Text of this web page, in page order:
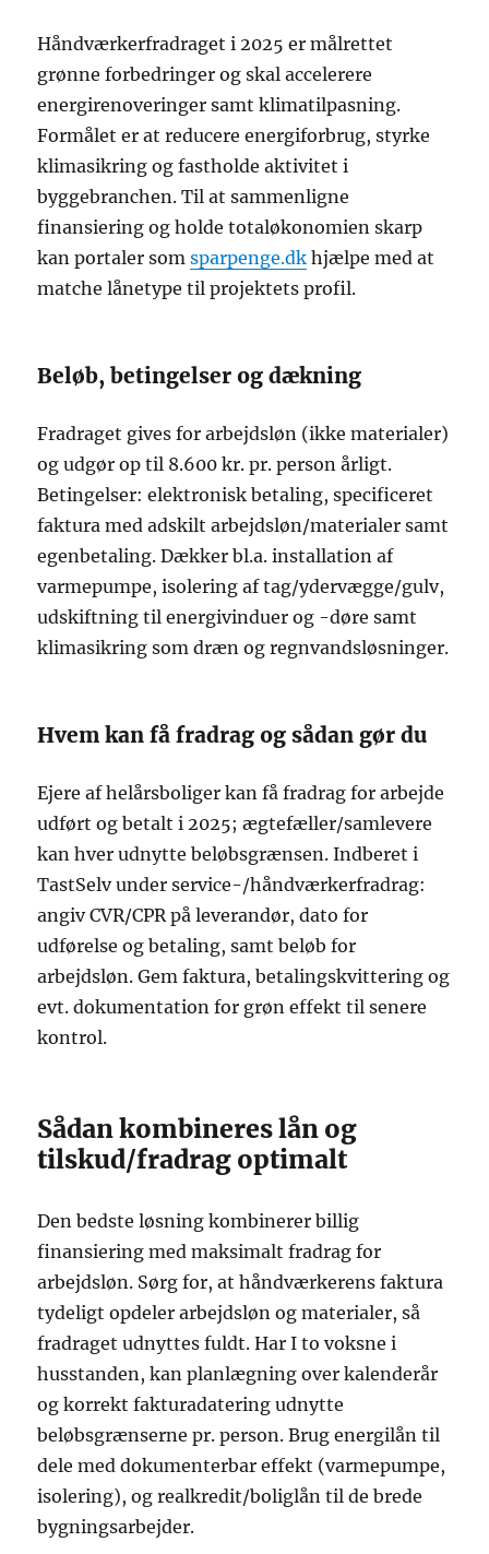
Håndværkerfradraget i 2025 er målrettet
grønne forbedringer og skal accelerere
energirenoveringer samt klimatilpasning.
Formålet er at reducere energiforbrug, styrke
klimasikring og fastholde aktivitet i
byggebranchen. Til at sammenligne
finansiering og holde totaløkonomien skarp
kan portaler somsparpenge.dk hjælpe med at
matche lånetype til projektets profil.
Beløb, betingelser og dækning
Fradraget gives for arbejdsløn (ikke materialer)
og udgør op til 8.600 kr. pr. person årligt.
Betingelser: elektronisk betaling, specificeret
faktura med adskilt arbejdsløn/materialer samt
egenbetaling. Dækker bl.a. installation af
varmepumpe, isolering af tag/ydervægge/gulv,
udskiftning til energivinduer og -døre samt
klimasikring som dræn og regnvandsløsninger.
Hvem kan få fradrag og sådan gør du
Ejere af helårsboliger kan få fradrag for arbejde
udført og betalt i 2025; ægtefæller/samlevere
kan hver udnytte beløbsgrænsen. Indberet i
TastSelv under service-/håndværkerfradrag:
angiv CVR/CPR på leverandør, dato for
udførelse og betaling, samt beløb for
arbejdsløn. Gem faktura, betalingskvittering og
evt. dokumentation for grøn effekt til senere
kontrol.
Sådan kombineres lån og
tilskud/fradrag optimalt
Den bedste løsning kombinerer billig
finansiering med maksimalt fradrag for
arbejdsløn. Sørg for, at håndværkerens faktura
tydeligt opdeler arbejdsløn og materialer, så
fradraget udnyttes fuldt. Har I to voksne i
husstanden, kan planlægning over kalenderår
og korrekt fakturadatering udnytte
beløbsgrænserne pr. person. Brug energilån til
dele med dokumenterbar effekt (varmepumpe,
isolering), og realkredit/boliglån til de brede
bygningsarbejder.